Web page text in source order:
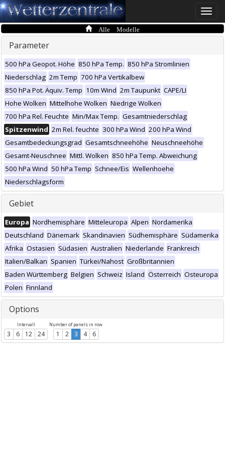
Toggle
Alle Modelle
Parameter
500 hPa Geopot. Höhe 850 hPa Temp. 850 hPa Stromlinien
Niederschlag 2m Temp 700 hPa Vertikalbew
850 hPa Pot. Äquiv. Temp 10m Wind 2m Taupunkt CAPE/LI
Hohe Wolken Mittelhohe Wolken Niedrige Wolken
700 hPa Rel. Feuchte Min/Max Temp. Gesamtniederschlag
Spitzenwind 2m Rel. feuchte 300 hPa Wind 200 hPa Wind
Gesamtbedeckungsgrad Gesamtschneehöhe Neuschneehöhe
Gesamt-Neuschnee Mittl. Wolken 850 hPa Temp. Abweichung
500 hPa Wind 50 hPa Temp Schnee/Eis Wellenhoehe
Niederschlagsform
Gebiet
Europa Nordhemisphäre Mitteleuropa Alpen Nordamerika
Deutschland Dänemark Skandinavien Südhemisphäre Südamerika
Afrika Ostasien Südasien Australien Niederlande Frankreich
Italien/Balkan Spanien Türkei/Nahost Großbritannien
Baden Württemberg Belgien Schweiz Island Österreich Osteuropa
Polen Finnland
Options
Intervall
3 6 12 24
Number of panels in row
1 2 3 4 6